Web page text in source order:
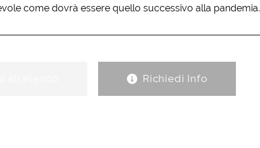
come dovrà essere quello successivo alla pandemia.
Richiedi Info